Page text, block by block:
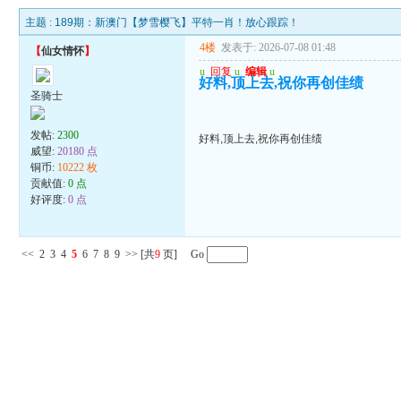
主题 : 189期：新澳门【梦雪樱飞】平特一肖！放心跟踪！
【仙女情怀】
圣骑士
发帖:2300
威望:20180 点
铜币: 10222 枚
贡献值:0 点
好评度:0 点
4楼 发表于: 2026-07-08 01:48
u 回复 u 编辑 u
好料,顶上去,祝你再创佳绩
好料,顶上去,祝你再创佳绩
<< 2 3 4 5 6 7 8 9 >> [共9 页] Go